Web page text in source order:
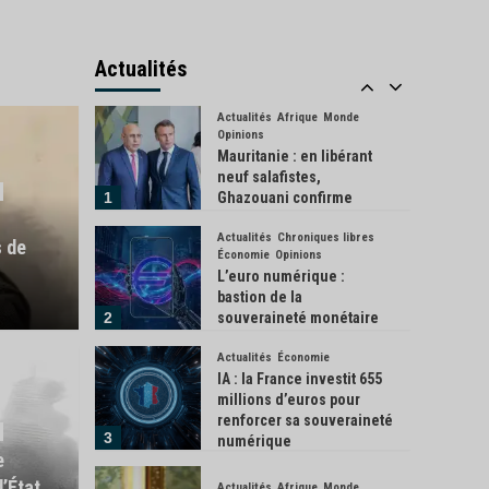
devenue la salle de
de
Actualités
5
1
Actualités Afrique Monde
Opinions
Mauritanie : en libérant
neuf salafistes,
Ghazouani confirme
2
Actualités Chroniques libres
Économie Opinions
L’euro numérique :
bastion de la
souveraineté monétaire
3
Actualités Économie
IA : la France investit 655
millions d’euros pour
renforcer sa souveraineté
numérique